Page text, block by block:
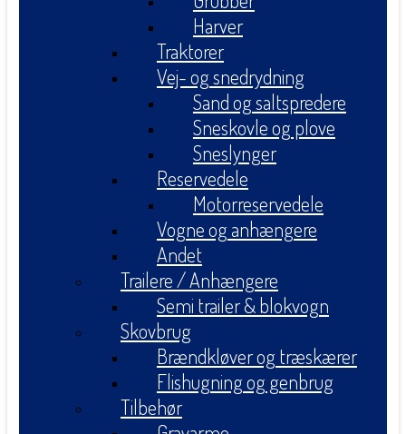
Harver
Traktorer
Vej- og snedrydning
Sand og saltspredere
Sneskovle og plove
Sneslynger
Reservedele
Motorreservedele
Vogne og anhængere
Andet
Trailere / Anhængere
Semi trailer & blokvogn
Skovbrug
Brændkløver og træskærer
Flishugning og genbrug
Tilbehør